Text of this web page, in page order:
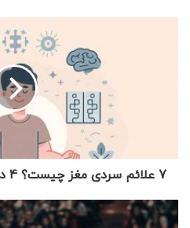
7 علائم سردی مغز چیست؟ 4 دمنوش برای رفع سردی مغز